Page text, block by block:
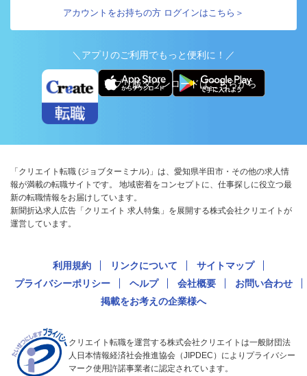
アカウントをお持ちの方 ログインはこちら＞
＼アプリのご利用でもっと便利に！／
アプリ版ダウンロードはこちらから
「クリエイト転職 (ジョブターミナル)」は、愛知県半田市・その他の求人情
報が満載の転職サイトです。 地域密着をコンセプトに、仕事探しに役立つ最
新の転職情報をお届けしています。
新聞折込求人広告「クリエイト 求人特集」を展開する株式会社クリエイトが
運営しています。
利用規約 リンクについて
サイトマップ
プライバシーポリシー
ヘルプ 会社概要
お問い合わせ
掲載をお考えの企業様へ
クリエイト転職を運営する株式会社クリエイトは一般財団法
人日本情報経済社会推進協会（JIPDEC）によりプライバシー
マーク使用許諾事業者に認定されています。